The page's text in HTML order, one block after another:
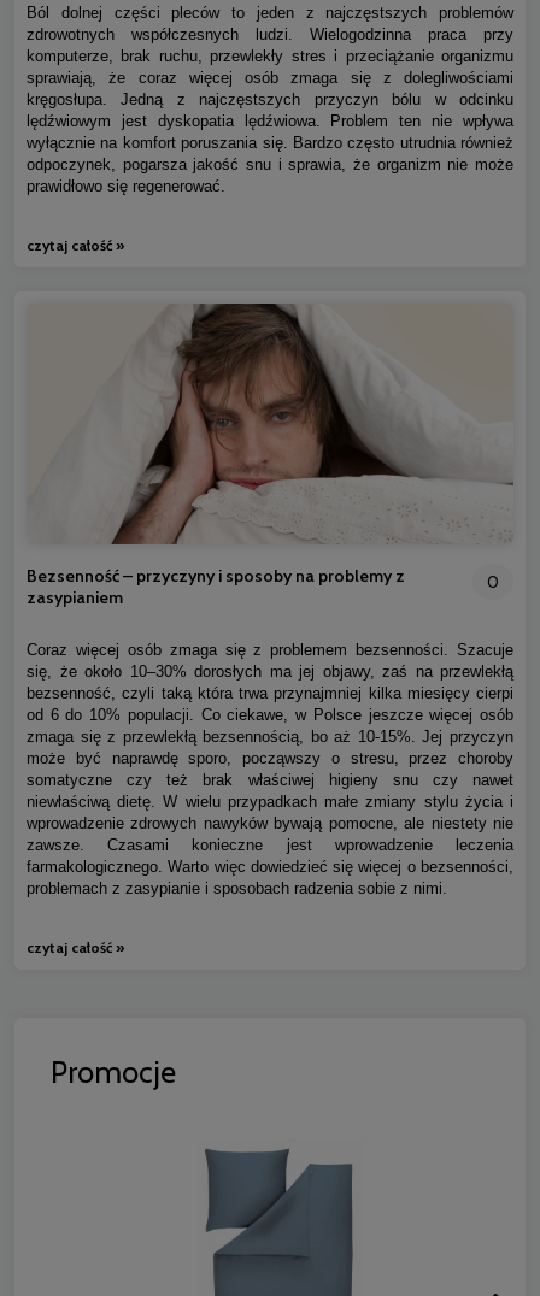
Ból dolnej części pleców to jeden z najczęstszych problemów
zdrowotnych współczesnych ludzi. Wielogodzinna praca przy
komputerze, brak ruchu, przewlekły stres i przeciążanie organizmu
sprawiają, że coraz więcej osób zmaga się z dolegliwościami
kręgosłupa. Jedną z najczęstszych przyczyn bólu w odcinku
lędźwiowym jest dyskopatia lędźwiowa. Problem ten nie wpływa
wyłącznie na komfort poruszania się. Bardzo często utrudnia również
odpoczynek, pogarsza jakość snu i sprawia, że organizm nie może
prawidłowo się regenerować.
czytaj całość »
Bezsenność – przyczyny i sposoby na problemy z
zasypianiem
0
Coraz więcej osób zmaga się z problemem bezsenności. Szacuje
się, że około 10–30% dorosłych ma jej objawy, zaś na przewlekłą
bezsenność, czyli taką która trwa przynajmniej kilka miesięcy cierpi
od 6 do 10% populacji. Co ciekawe, w Polsce jeszcze więcej osób
zmaga się z przewlekłą bezsennością, bo aż 10-15%. Jej przyczyn
może być naprawdę sporo, począwszy o stresu, przez choroby
somatyczne czy też brak właściwej higieny snu czy nawet
niewłaściwą dietę. W wielu przypadkach małe zmiany stylu życia i
wprowadzenie zdrowych nawyków bywają pomocne, ale niestety nie
zawsze. Czasami konieczne jest wprowadzenie leczenia
farmakologicznego. Warto więc dowiedzieć się więcej o bezsenności,
problemach z zasypianie i sposobach radzenia sobie z nimi.
czytaj całość »
Promocje